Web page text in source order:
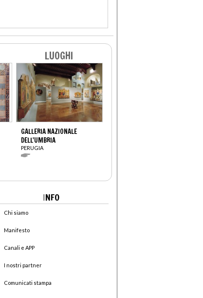
LUOGHI
GALLERIA NAZIONALE
DELL'UMBRIA
PERUGIA
INFO
Chi siamo
Manifesto
Canali e APP
I nostri partner
Comunicati stampa